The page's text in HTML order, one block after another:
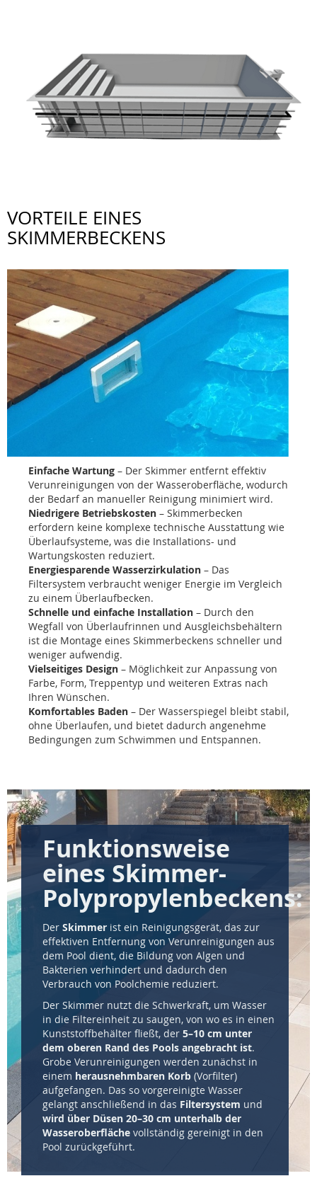
VORTEILE EINES
SKIMMERBECKENS
Einfache Wartung – Der Skimmer entfernt effektiv
Verunreinigungen von der Wasseroberfläche, wodurch
der Bedarf an manueller Reinigung minimiert wird.
Niedrigere Betriebskosten – Skimmerbecken
erfordern keine komplexe technische Ausstattung wie
Überlaufsysteme, was die Installations- und
Wartungskosten reduziert.
Energiesparende Wasserzirkulation – Das
Filtersystem verbraucht weniger Energie im Vergleich
zu einem Überlaufbecken.
Schnelle und einfache Installation – Durch den
Wegfall von Überlaufrinnen und Ausgleichsbehältern
ist die Montage eines Skimmerbeckens schneller und
weniger aufwendig.
Vielseitiges Design – Möglichkeit zur Anpassung von
Farbe, Form, Treppentyp und weiteren Extras nach
Ihren Wünschen.
Komfortables Baden – Der Wasserspiegel bleibt stabil,
ohne Überlaufen, und bietet dadurch angenehme
Bedingungen zum Schwimmen und Entspannen.
Funktionsweise
eines Skimmer-
Polypropylenbeckens:
Der Skimmer ist ein Reinigungsgerät, das zur
effektiven Entfernung von Verunreinigungen aus
dem Pool dient, die Bildung von Algen und
Bakterien verhindert und dadurch den
Verbrauch von Poolchemie reduziert.
Der Skimmer nutzt die Schwerkraft, um Wasser
in die Filtereinheit zu saugen, von wo es in einen
Kunststoffbehälter fließt, der 5–10 cm unter
dem oberen Rand des Pools angebracht ist.
Grobe Verunreinigungen werden zunächst in
einem herausnehmbaren Korb (Vorfilter)
aufgefangen. Das so vorgereinigte Wasser
gelangt anschließend in das Filtersystem und
wird über Düsen 20–30 cm unterhalb der
Wasseroberfläche vollständig gereinigt in den
Pool zurückgeführt.